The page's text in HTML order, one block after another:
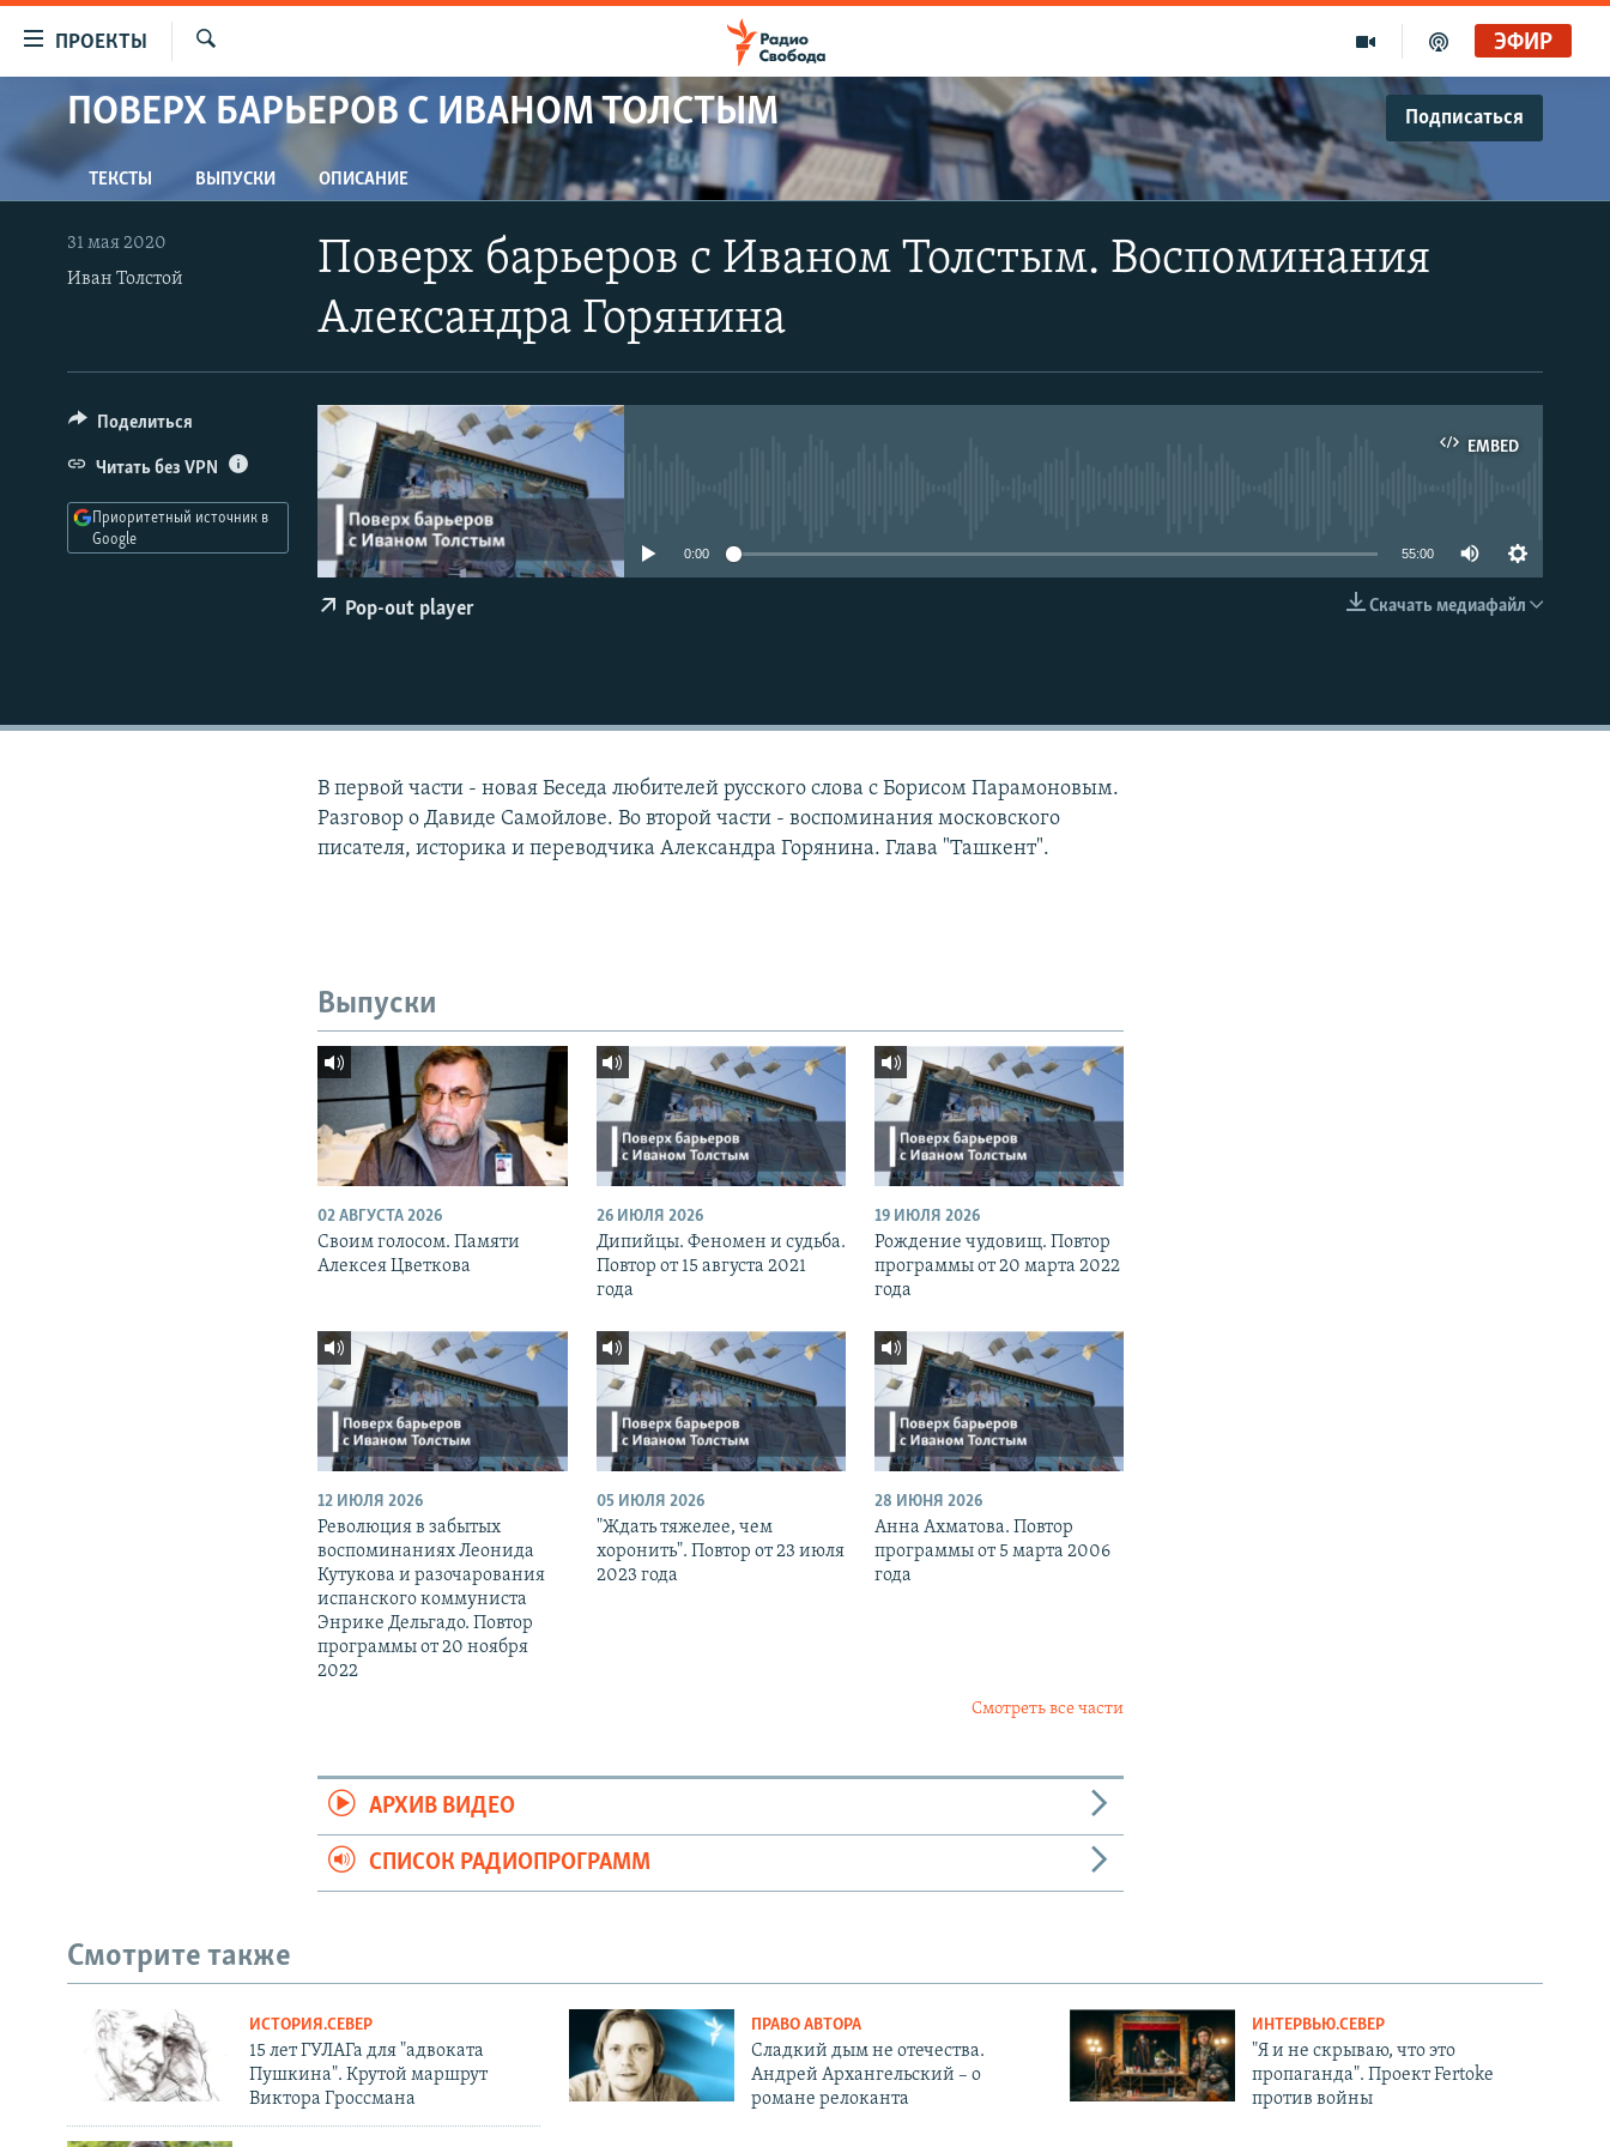
упрощенного
доступа
Вернуться
к
основному
содержанию
Вернутся
ПРОЕКТЫ
ПРОГРАММЫ
ПОДКАСТЫ
АВТОРСКИЕ ПРОЕКТЫ
ЦИТАТЫ СВОБОДЫ
МНЕНИЯ
IDEL.РЕАЛИИ
КАВКАЗ.РЕАЛИИ
СЕВЕР.РЕАЛИИ
СИБИРЬ.РЕАЛИИ
РАСПИСАНИЕ ВЕЩАНИЯ
ЭФИР
ПОВЕРХ БАРЬЕРОВ С ИВАНОМ ТОЛСТЫМ Подписаться
ТЕКСТЫ ВЫПУСКИ ОПИСАНИЕ
Поверх барьеров с Иваном Толстым. Воспоминания
Александра Горянина
31 мая 2020
Иван Толстой
EMBED
EMBED
0:00 55:00
Скачать медиафайл
Pop-out player
Поделиться
Читать без VPN
Приоритетный источник в
Google
В первой части - новая Беседа любителей русского слова с Борисом Парамоновым.
Разговор о Давиде Самойлове. Во второй части - воспоминания московского
писателя, историка и переводчика Александра Горянина. Глава "Ташкент".
Выпуски
02 АВГУСТА 2026
Своим голосом. Памяти
Алексея Цветкова
26 ИЮЛЯ 2026
Дипийцы. Феномен и судьба.
Повтор от 15 августа 2021
года
19 ИЮЛЯ 2026
Рождение чудовищ. Повтор
программы от 20 марта 2022
года
12 ИЮЛЯ 2026
Революция в забытых
воспоминаниях Леонида
Кутукова и разочарования
испанского коммуниста
Энрике Дельгадо. Повтор
программы от 20 ноября
2022
05 ИЮЛЯ 2026
"Ждать тяжелее, чем
хоронить". Повтор от 23 июля
2023 года
28 ИЮНЯ 2026
Анна Ахматова. Повтор
программы от 5 марта 2006
года
Смотреть все части
АРХИВ ВИДЕО
СПИСОК РАДИОПРОГРАММ
Смотрите также
ИСТОРИЯ.СЕВЕР
15 лет ГУЛАГа для "адвоката
Пушкина". Крутой маршрут
Виктора Гроссмана
ПРАВО АВТОРА
Сладкий дым не отечества.
Андрей Архангельский – о
романе релоканта
ИНТЕРВЬЮ.СЕВЕР
"Я и не скрываю, что это
пропаганда". Проект Fertoke
против войны